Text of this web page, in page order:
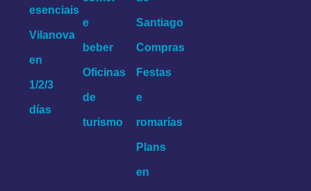
esenciais
Vilanova
en
1/2/3
días
e
beber
Oficinas
de
turismo
Santiago
Compras
Festas
e
romarías
Plans
en